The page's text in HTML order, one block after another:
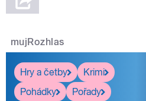
mujRozhlas
Hry a četby
Krimi
Pohádky
Pořady